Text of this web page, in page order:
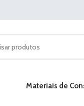
Materiais de